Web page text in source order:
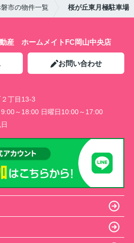
市の物件一覧 桜が丘東月極駐車場
産 ホームメイトFC岡山中央店
お問い合わせ
丁目13-3
～18:00 日曜日10:00～17:00